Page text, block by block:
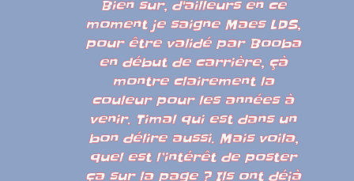
Bien sur, d'ailleurs en ce
moment je saigne Maes LDS,
pour être validé par Booba
en début de carrière, çà
montre clairement la
couleur pour les années à
venir. Timal qui est dans un
bon délire aussi. Mais voila,
quel est l’intérêt de poster
ça sur la page ? Ils ont déjà